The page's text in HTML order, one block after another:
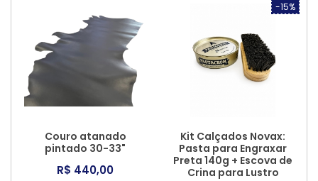
Couro atanado
pintado 30-33"
R$ 440,00
-15%
Kit Calçados Novax:
Pasta para Engraxar
Preta 140g + Escova de
Crina para Lustro